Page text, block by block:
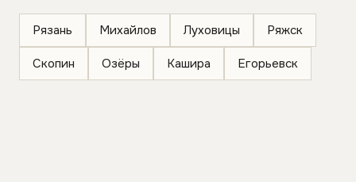
Рязань Михайлов Луховицы Ряжск
Скопин Озёры Кашира Егорьевск